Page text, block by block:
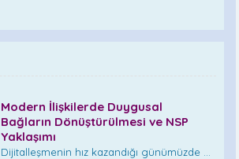
Modern İlişkilerde Duygusal
Bağların Dönüştürülmesi ve NSP
Yaklaşımı
Dijitalleşmenin hız kazandığı günümüzde ...